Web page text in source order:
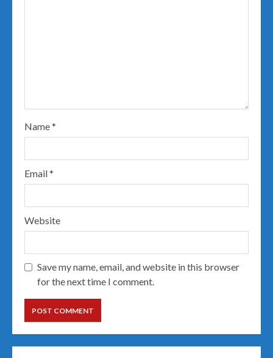
Name*
Email*
Website
Save my name, email, and website in this browser
for the next time I comment.